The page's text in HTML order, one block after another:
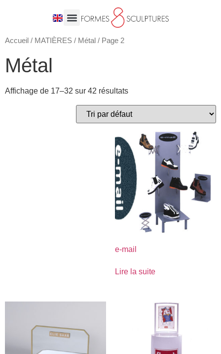
Accueil / MATIÈRES / Métal / Page 2
Métal
Affichage de 17–32 sur 42 résultats
e-mail
Lire la suite